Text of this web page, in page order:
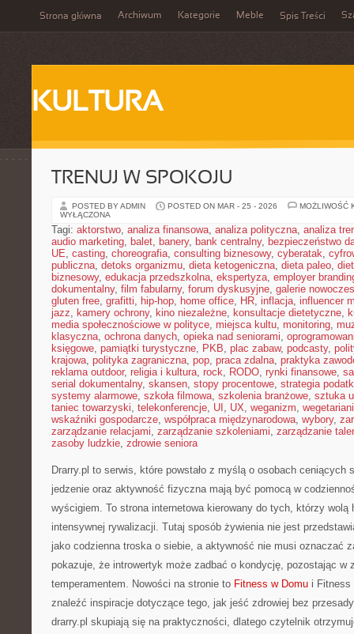
Strona główna Archiwum Kategorie Meble Spis Treści
KULTURA
TRENUJ W SPOKOJU
POSTED BY ADMIN POSTED ON MAR - 25 - 2026
MOŻLIWOŚĆ
WYŁĄCZONA
Tagi: aktorstwo, analiza finansowa, analiza polityczna, analiza
audio marketing, balet, banery, bank centralny, bezpieczeństwo
UE, casting, choreografia, consulting biznesowy, cyberatak,
publiczna, detoks organizmu, dieta ketogeniczna, dieta paleo,
biznesowy, edukacja przedszkolna, ekspertyza, employer
dokumentalny, film fabularny, forum dyskusyjne, galerie
gluten free, grafitti, hip-hop, home office, HR, inflacja, influencer
jazz, kamery ochrony, kino niezależne, konsultacje dietetyczne,
media społecznościowe w polityce, miejsca kultu, monitoring,
klasyczna, ochrona danych, opieka nad seniorami,
księgowe, pamiątki turystyczne, PKB, plac zabaw, podcasty,
krajowa, polityka zagraniczna, pop, praca zdalna, praktyka
reklama outdoor, religia i kultura, rock, RODO, rynki finansowe,
serial dokumentalny, skansen, stopy procentowe, strategia
systemy alarmowe, szkoła filmowa, szkolenia branżowe, sztuka
taniec towarzyski, telekonferencje, UI , UX, weganizm,
wskaźniki gospodarcze, współpraca międzynarodowa, wybory,
zarządzanie relacjami, zarządzanie szkoleniami, zarządzanie
zasoby ludzkie, zdrowie seniora
Drarry.pl to serwis, które powstało z myślą o osobach ceniących
jedzenie oraz aktywność fizyczna mają być pomocą w
wyścigiem. To strona internetowa kierowany do tych, którzy wolą
intensywnej rywalizacji. Tutaj sposób żywienia nie jest
jako codzienna troska o siebie, a aktywność nie musi oznaczać
pokazuje, że introwertyk może zadbać o kondycję, pozostając w
temperamentem. Nowości na stronie to Fitness w Domu i Fitness
znaleźć inspiracje dotyczące tego, jak jeść zdrowiej bez
drarry.pl skupiają się na praktyczności, dlatego czytelnik